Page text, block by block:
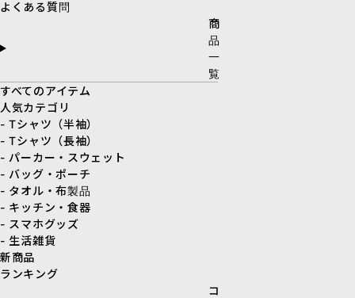
よくある質問
商
品
一
覧
すべてのアイテム
人気カテゴリ
- Tシャツ（半袖）
- Tシャツ（長袖）
- パーカー・スウェット
- バッグ・ポーチ
- タオル・布製品
- キッチン・食器
- スマホグッズ
- 生活雑貨
新商品
ランキング
コ